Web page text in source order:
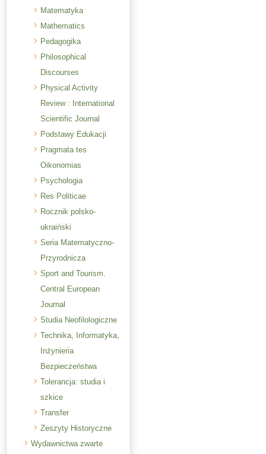
Matematyka
Mathematics
Pedagogika
Philosophical
Discourses
Physical Activity
Review : International
Scientific Journal
Podstawy Edukacji
Pragmata tes
Oikonomias
Psychologia
Res Politicae
Rocznik polsko-
ukraiński
Seria Matematyczno-
Przyrodnicza
Sport and Tourism.
Central European
Journal
Studia Neofilologiczne
Technika, Informatyka,
Inżynieria
Bezpieczeństwa
Tolerancja: studia i
szkice
Transfer
Zeszyty Historyczne
Wydawnictwa zwarte